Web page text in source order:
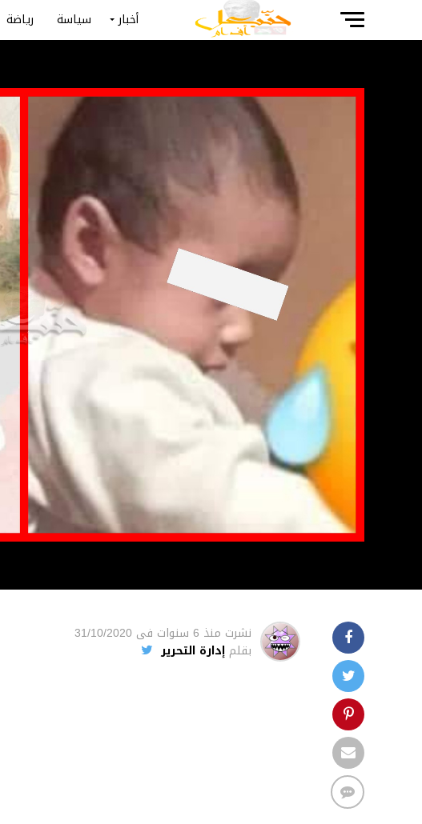
أخبار سياسة رياضة
نشرت منذ 6 سنوات فى 31/10/2020
بقلم إدارة التحرير